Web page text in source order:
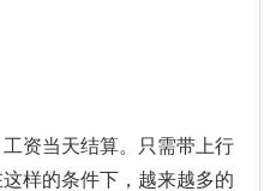
资当天结算。只需带上行
样的条件下，越来越多的